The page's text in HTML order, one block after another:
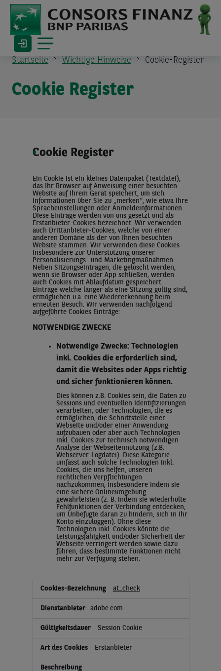
Startseite Wichtige Hinweise Cookie-Register
Cookie Register
Cookie Register
Ein Cookie ist ein kleines Datenpaket (Textdatei),
das Ihr Browser auf Anweisung einer besuchten
Website auf Ihrem Gerät speichert, um sich
Informationen über Sie zu „merken“, wie etwa Ihre
Spracheinstellungen oder Anmeldeinformationen.
Diese Einträge werden von uns gesetzt und als
Erstanbieter-Cookies bezeichnet. Wir verwenden
auch Drittanbieter-Cookies, welche von einer
anderen Domäne als der von Ihnen besuchten
Website stammen. Wir verwenden diese Cookies
insbesondere zur Unterstützung unserer
Personalisierungs- und Marketingmaßnahmen.
Neben Sitzungseinträgen, die gelöscht werden,
wenn sie Browser oder App schließen, werden
auch Cookies mit Ablaufdatum gespeichert.
Einträge welche länger als eine Sitzung gültig sind,
ermöglichen u.a. eine Wiedererkennung beim
erneuten Besuch. Wir verwenden nachfolgend
aufgeführte Cookies Einträge:
NOTWENDIGE ZWECKE
Notwendige Zwecke: Technologien
inkl. Cookies die erforderlich sind,
damit die Websites oder Apps richtig
und sicher funktionieren können.
Dies können z.B. Cookies sein, die Daten zu
Sessions und eventuellen Identifizierungen
verarbeiten; oder Technologien, die es
ermöglichen, die Schnittstelle einer
Webseite und/oder einer Anwendung
aufzubauen oder aber auch Technologien
inkl. Cookies zur technisch notwendigen
Analyse der Webseitennutzung (z.B.
Webserver-Logdatei). Diese Kategorie
umfasst auch solche Technologien inkl.
Cookies, die uns helfen, unseren
rechtlichen Verpflichtungen
nachzukommen, insbesondere indem sie
eine sichere Onlineumgebung
gewährleisten (z. B. indem sie wiederholte
Fehlfunktionen der Verbindung entdecken,
um Unbefugte daran zu hindern, sich in Ihr
Konto einzuloggen). Ohne diese
Technologien inkl. Cookies könnte die
Leistungsfähigkeit und/oder Sicherheit der
Webseite verringert werden sowie dazu
führen, dass bestimmte Funktionen nicht
mehr zur Verfügung stehen.
at_check
adobe.com
Session Cookie
Erstanbieter